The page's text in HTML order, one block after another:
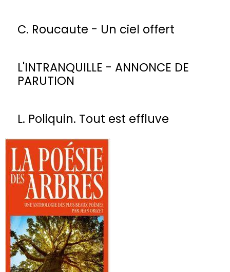
C. Roucaute - Un ciel offert
L'INTRANQUILLE - ANNONCE DE
PARUTION
L. Poliquin. Tout est effluve